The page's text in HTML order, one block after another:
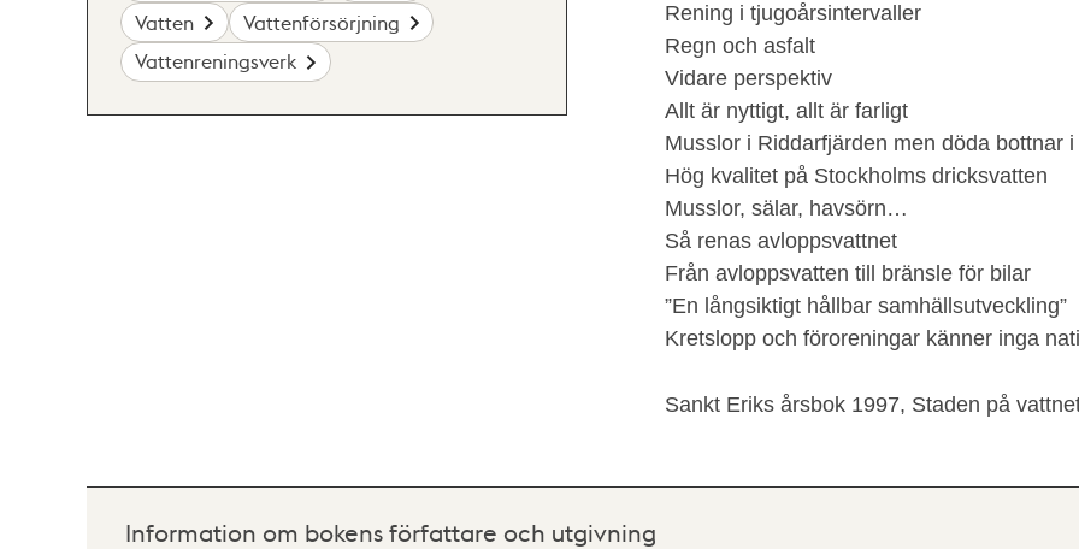
Rening i tjugoårsintervaller
Regn och asfalt
Vidare perspektiv
Allt är nyttigt, allt är farligt
Musslor i Riddarfjärden men döda bottnar
Hög kvalitet på Stockholms dricksvatten
Musslor, sälar, havsörn…
Så renas avloppsvattnet
Från avloppsvatten till bränsle för bilar
”En långsiktigt hållbar samhällsutveckling”
Kretslopp och föroreningar känner inga
Sankt Eriks årsbok 1997, Staden på
Vatten
Vattenförsörjning
Vattenreningsverk
Information om bokens författare och utgivning